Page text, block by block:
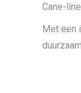
Cane-
Met een